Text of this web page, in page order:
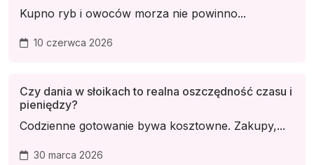
Kupno ryb i owoców morza nie powinno...
10 czerwca 2026
Czy dania w słoikach to realna oszczędność czasu i
pieniędzy?
Codzienne gotowanie bywa kosztowne. Zakupy,...
30 marca 2026